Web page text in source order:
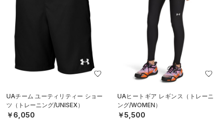
UAチーム ユーティリティー ショー
ツ（トレーニング/UNISEX）
￥6,050
UAヒートギア レギンス（トレーニ
ング/WOMEN）
￥5,500